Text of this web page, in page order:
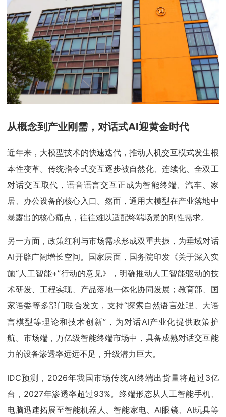
从概念到产业刚需，对话式AI迎黄金时代
近年来，大模型技术的快速迭代，推动人机交互模式发生根
本性变革。传统指令式交互逐步被自然化、连续化、全双工
对话交互取代，语音语言交互正成为智能终端、汽车、家
居、办公设备的核心入口。然而，通用大模型在产业落地中
暴露出的核心痛点，往往难以适配终端场景的刚性需求。
另一方面，政策红利与市场需求形成双重共振，为垂域对话
AI开辟广阔增长空间。国家层面，国务院印发《关于深入实
施“人工智能+”行动的意见》，明确推动人工智能驱动的技
术研发、工程实现、产品落地一体化协同发展；教育部、国
家语委等多部门联合发文，支持“探索自然语言处理、大语
言模型等理论和技术创新”，为对话AI产业化提供政策护
航。市场端，万亿级智能终端市场中，具备成熟对话交互能
力的设备渗透率远远不足，升级潜力巨大。
IDC预测，2026年我国市场传统AI终端出货量将超过3亿
台，2027年渗透率超过93%。终端形态从人工智能手机、
电脑迅速拓展至智能机器人、智能家电、AI眼镜、AI玩具等